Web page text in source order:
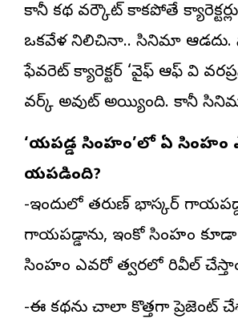
కానీ కథ వర్కౌట్ కాకపోతే
ఒకవేళ నిలిచినా.. సినిమా ఆడదు.
ఫేవరెట్ క్యారెక్టర్ ‘వైఫ్ ఆఫ్ వి
వర్క్ అవుట్ అయ్యింది. కానీ
‘గాయపడ్డ సింహం’లో ఏ సింహం
గాయపడింది?
-ఇందులో తరుణ్ భాస్కర్
గాయపడ్డాను, ఇంకో సింహం
సింహం ఎవరో త్వరలో రివీల్
-ఈ కథను చాలా కొత్తగా ప్రెజెంట్